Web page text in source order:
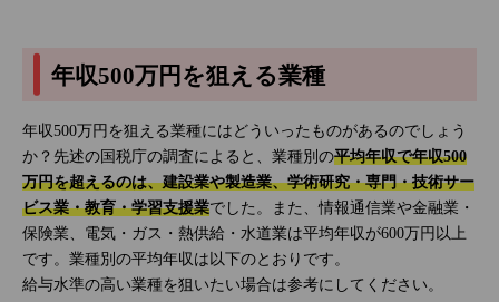
年収500万円を狙える業種
年収500万円を狙える業種にはどういったものがあるのでしょう
か？先述の国税庁の調査によると、業種別の平均年収で年収500
万円を超えるのは、建設業や製造業、学術研究・専門・技術サー
ビス業・教育・学習支援業でした。また、情報通信業や金融業・
保険業、電気・ガス・熱供給・水道業は平均年収が600万円以上
です。業種別の平均年収は以下のとおりです。
給与水準の高い業種を狙いたい場合は参考にしてください。